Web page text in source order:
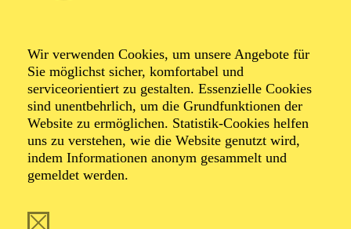
Wir verwenden Cookies, um unsere Angebote für
Sie möglichst sicher, komfortabel und
serviceorientiert zu gestalten. Essenzielle Cookies
sind unentbehrlich, um die Grundfunktionen der
Website zu ermöglichen. Statistik-Cookies helfen
uns zu verstehen, wie die Website genutzt wird,
indem Informationen anonym gesammelt und
gemeldet werden.
Tanz­hommage an
Queen
Tanzstück von Ben Van Cauwenbergh
Musik von Queen